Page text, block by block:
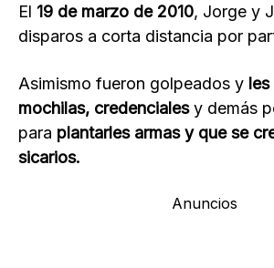
El 19 de marzo de 2010, Jorge y
disparos a corta distancia por
Asimismo fueron golpeados y
mochilas, credencialesy demás
para plantarles armas y que se
sicarios.
Anuncios